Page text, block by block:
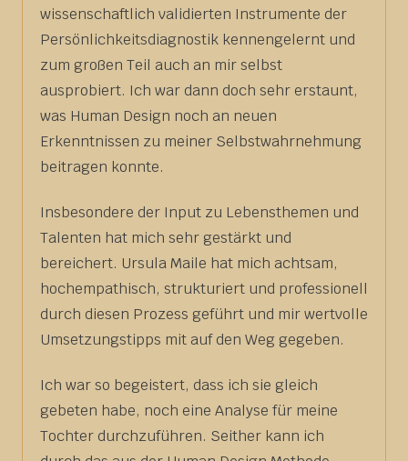
wissenschaftlich validierten Instrumente der
Persönlichkeitsdiagnostik kennengelernt und
zum großen Teil auch an mir selbst
ausprobiert. Ich war dann doch sehr erstaunt,
was Human Design noch an neuen
Erkenntnissen zu meiner Selbstwahrnehmung
beitragen konnte.
Insbesondere der Input zu Lebensthemen und
Talenten hat mich sehr gestärkt und
bereichert. Ursula Maile hat mich achtsam,
hochempathisch, strukturiert und professionell
durch diesen Prozess geführt und mir wertvolle
Umsetzungstipps mit auf den Weg gegeben.
Ich war so begeistert, dass ich sie gleich
gebeten habe, noch eine Analyse für meine
Tochter durchzuführen. Seither kann ich